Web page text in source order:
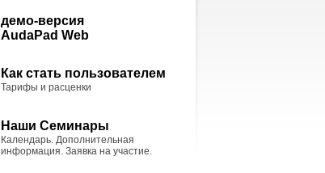
демо-версия
AudaPad Web
Как стать пользователем
Тарифы и расценки
Наши Семинары
Календарь. Дополнительная
информация. Заявка на участие.